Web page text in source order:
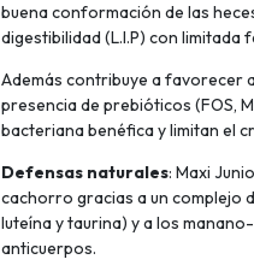
buena conformación de las
digestibilidad (L.I.P) con limitada
Además contribuye a favorecer
presencia de prebióticos (FOS,
bacteriana benéfica y limitan el
Defensas naturales: Maxi
cachorro gracias a un complejo
luteína y taurina) y a los
anticuerpos.